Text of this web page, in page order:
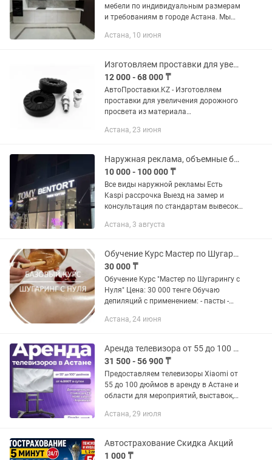
мебели по индивидуальным размерам
и требованиям в городе Астана. Мы
производством и установкой
идеально...
Астана, 10 июня
Изготовляем проставки для увеличения дорожного просвета
12 000 - 68 000 ₸
АвтоПроставки.KZ - Изготовляем
проставки для увеличения дорожного
просвета из материала
осуществляется с г. ПЕТРОПАВЛОВСК.
Астана, 23 июня
Наружная реклама, объемные буквы, вывески, баннера, монтаж, демонтаж
10 000 - 100 000 ₸
Все виды наружной рекламы Есть
Kaspi рассрочка Выезд на замер и
консультация по стандартам вывесок
световые буквы, от 60.000тыс -
Астана, 3 августа
Обучение Курс Мастер по Шугарингу с Нуля
30 000 ₸
Обучение Курс "Мастер по Шугарингу с
Нуля" Цена: 30 000 тенге Обучаю
депиляций с применением: - пасты -
Хотите освоить один из самых
Астана, 24 июня
Аренда телевизора от 55 до 100 дюймов на стройке в Астане
31 500 - 56 900 ₸
Предоставляем телевизоры Xiaomi от
55 до 100 дюймов в аренду в Астане и
области для мероприятий, выставок,
задач по выгодным условиям. %
Астана, 29 июля
Автострахование Скидка Акций
1 000 ₸